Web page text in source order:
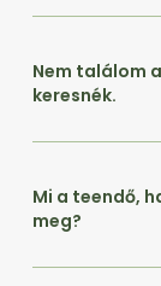
Nem találom
keresnék.
Mi a teendő,
meg?